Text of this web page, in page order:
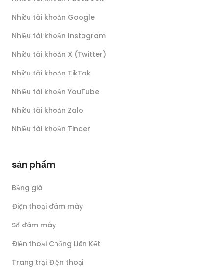
Nhiều tài khoản Google
Nhiều tài khoản Instagram
Nhiều tài khoản X (Twitter)
Nhiều tài khoản TikTok
Nhiều tài khoản YouTube
Nhiều tài khoản Zalo
Nhiều tài khoản Tinder
sản phẩm
Bảng giá
Điện thoại đám mây
Số đám mây
Điện thoại Chống Liên Kết
Trang trại Điện thoại